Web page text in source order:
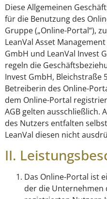
Diese Allgemeinen
für die Benutzung des
Gruppe („Online-Portal“),
LeanVal Asset
GmbH und LeanVal Invest
regeln die
Invest GmbH, Bleichstraße
Betreiberin des Online-
dem Online-Portal
AGB gelten ausschließlich.
des Nutzers entfalten
LeanVal diesen nicht
II.
Das Online-Portal ist
der die Unternehmen